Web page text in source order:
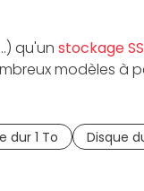
qu'un stockage
modèles à
orienté PC
dur 1 To Disque